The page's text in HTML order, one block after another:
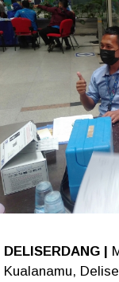
DELISERDANG |
Kualanamu,